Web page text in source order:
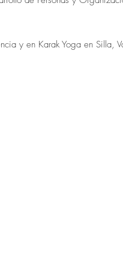
y en Karak Yoga en Silla,